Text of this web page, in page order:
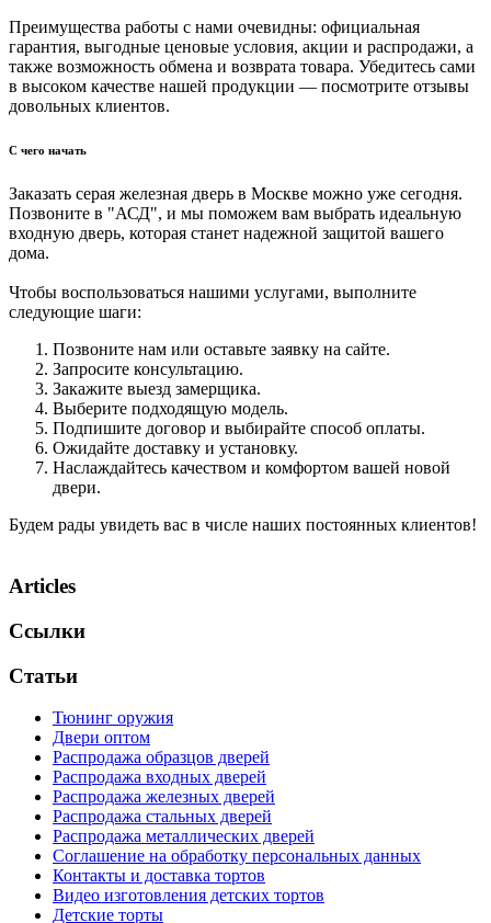
Преимущества работы с нами очевидны: официальная
гарантия, выгодные ценовые условия, акции и распродажи, а
также возможность обмена и возврата товара. Убедитесь сами
в высоком качестве нашей продукции — посмотрите отзывы
довольных клиентов.
С чего начать
Заказать серая железная дверь в Москве можно уже сегодня.
Позвоните в "АСД", и мы поможем вам выбрать идеальную
входную дверь, которая станет надежной защитой вашего
дома.
Чтобы воспользоваться нашими услугами, выполните
следующие шаги:
Позвоните нам или оставьте заявку на сайте.
Запросите консультацию.
Закажите выезд замерщика.
Выберите подходящую модель.
Подпишите договор и выбирайте способ оплаты.
Ожидайте доставку и установку.
Наслаждайтесь качеством и комфортом вашей новой
двери.
Будем рады увидеть вас в числе наших постоянных клиентов!
Articles
Ссылки
Статьи
Тюнинг оружия
Двери оптом
Распродажа образцов дверей
Распродажа входных дверей
Распродажа железных дверей
Распродажа стальных дверей
Распродажа металлических дверей
Соглашение на обработку персональных данных
Контакты и доставка тортов
Видео изготовления детских тортов
Детские торты